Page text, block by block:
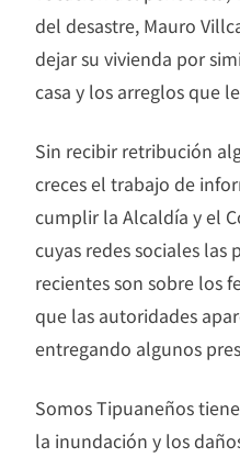
del desastre, Mauro
dejar su vivienda por
casa y los arreglos que
Sin recibir retribución
creces el trabajo de
cumplir la Alcaldía y el
cuyas redes sociales las
recientes son sobre los
que las autoridades
entregando algunos
Somos Tipuaneños
la inundación y los